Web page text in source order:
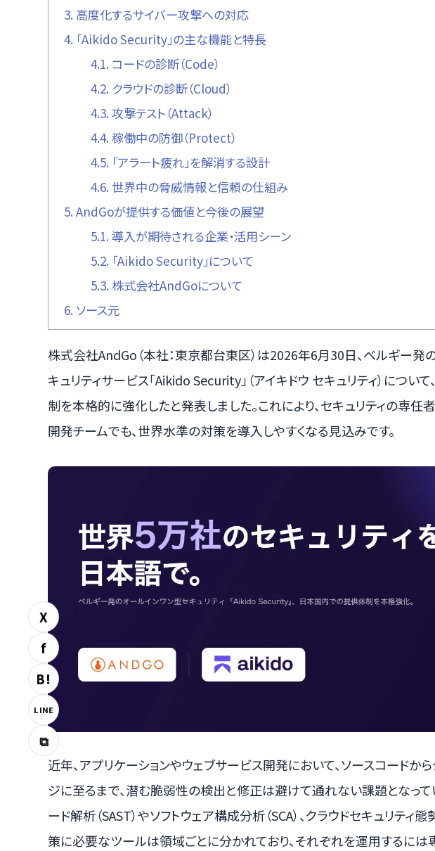
X
f
B!
LINE
⧉
3. 高度化するサイバー攻撃への対応
4. 「Aikido Security」の主な機能と特長
4.1. コードの診断（Code）
4.2. クラウドの診断（Cloud）
4.3. 攻撃テスト（Attack）
4.4. 稼働中の防御（Protect）
4.5. 「アラート疲れ」を解消する設計
4.6. 世界中の脅威情報と信頼の仕組み
5. AndGoが提供する価値と今後の展望
5.1. 導入が期待される企業・活用シーン
5.2. 「Aikido Security」について
5.3. 株式会社AndGoについて
6. ソース元
株式会社AndGo（本社：東京都台東区）は2026年6月30日、ベルギー発
キュリティサービス「Aikido Security」（アイキドウ セキュリティ）につい
制を本格的に強化したと発表しました。これにより、セキュリティの専任
開発チームでも、世界水準の対策を導入しやすくなる見込みです。
近年、アプリケーションやウェブサービス開発において、ソースコードか
ジに至るまで、潜む脆弱性の検出と修正は避けて通れない課題となって
ード解析（SAST）やソフトウェア構成分析（SCA）、クラウドセキュリティ態
策に必要なツールは領域ごとに分かれており、それぞれを運用するに